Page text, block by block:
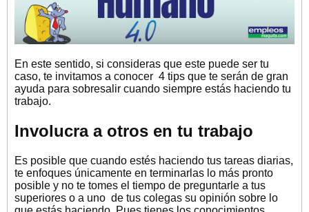
En este sentido, si consideras que este puede ser tu
caso, te invitamos a conocer 4 tips que te serán de gran
ayuda para sobresalir cuando siempre estás haciendo tu
trabajo.
Involucra a otros en tu trabajo
Es posible que cuando estés haciendo tus tareas diarias,
te enfoques únicamente en terminarlas lo más pronto
posible y no te tomes el tiempo de preguntarle a tus
superiores o a uno de tus colegas su opinión sobre lo